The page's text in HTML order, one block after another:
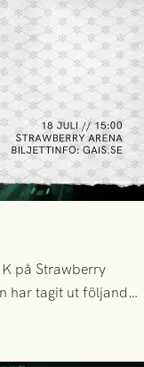
på Strawberry
har tagit ut följande